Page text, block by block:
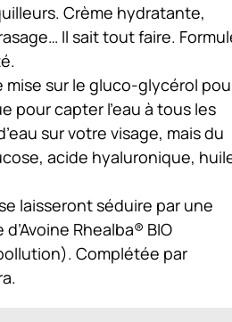
Crème hydratante,
Il sait tout faire.
sur le gluco-glycérol
pour capter l’eau à tous les
sur votre visage, mais du
acide hyaluronique,
laisseront séduire par une
Rhealba® BIO
Complétée par